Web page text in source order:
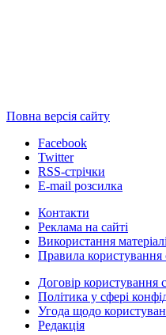
Повна версія сайту
Facebook
Twitter
RSS-стрічки
E-mail розсилка
Контакти
Реклама на сайті
Використання
Правила користування
Договір користування
Політика у сфері
Угода щодо
Редакція